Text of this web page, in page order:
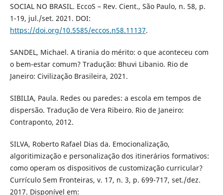
SOCIAL NO BRASIL. EccoS – Rev. Cient., São Paulo, n. 58, p.
1-19, jul./set. 2021. DOI:
https://doi.org/10.5585/eccos.n58.11137.
SANDEL, Michael. A tirania do mérito: o que aconteceu com
o bem-estar comum? Tradução: Bhuvi Libanio. Rio de
Janeiro: Civilização Brasileira, 2021.
SIBILIA, Paula. Redes ou paredes: a escola em tempos de
dispersão. Tradução de Vera Ribeiro. Rio de Janeiro:
Contraponto, 2012.
SILVA, Roberto Rafael Dias da. Emocionalização,
algoritimização e personalização dos itinerários formativos:
como operam os dispositivos de customização curricular?
Currículo Sem Fronteiras, v. 17, n. 3, p. 699-717, set./dez.
2017. Disponível em: